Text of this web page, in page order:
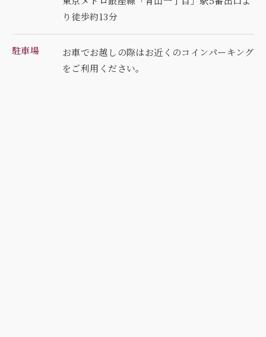
り徒歩約13分
駐車場
お車でお越しの際はお近くのコインパーキング
をご利用ください。